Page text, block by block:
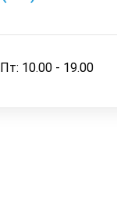
10.00 - 19.00